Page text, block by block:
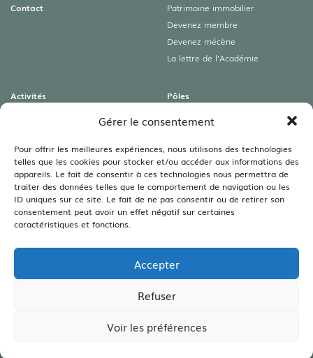
Gérer le consentement
Pour offrir les meilleures expériences, nous utilisons des technologies
telles que les cookies pour stocker et/ou accéder aux informations des
appareils. Le fait de consentir à ces technologies nous permettra de
traiter des données telles que le comportement de navigation ou les
ID uniques sur ce site. Le fait de ne pas consentir ou de retirer son
consentement peut avoir un effet négatif sur certaines
caractéristiques et fonctions.
Accepter
Refuser
Voir les préférences
Contact
Patrimoine immobilier
Devenez membre
Devenez mécène
La lettre de l’Académie
Activités
Expositions
Visites guidées
Rencontres autour du livre
Pôles
Art roman & Autres patrimoines
Lamartine
Littéraire
Sciences
Viticulture – Agriculture –
Environnement
Les annales
CRÉATION SITE INTERNET :WWW.IDCOM-LAGENCE.FR
CGV